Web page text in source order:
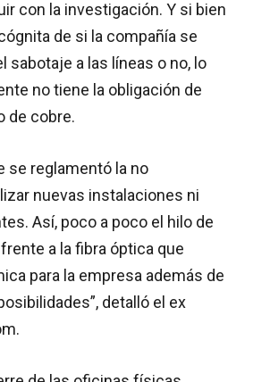
con la investigación. Y si bien
de si la compañía se
sabotaje a las líneas o no, lo
no tiene la obligación de
de cobre.
se reglamentó la no
nuevas instalaciones ni
Así, poco a poco el hilo de
a la fibra óptica que
para la empresa además de
detalló el ex